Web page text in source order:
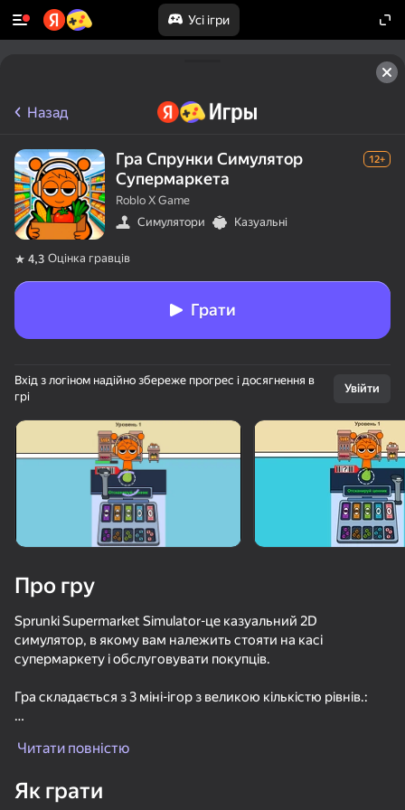
Усі ігри
Завантаження
Назад
Гра Спрунки Симулятор
Супермаркета
12+
Roblo X Game
Симулятори
Казуальні
4,3 Оцінка гравців
Грати
Вхід з логіном надійно збереже прогрес і досягнення в
грі
Увійти
Про гру
Sprunki Supermarket Simulator-це казуальний 2D
симулятор, в якому вам належить стояти на касі
супермаркету і обслуговувати покупців.
Гра складається з 3 міні-ігор з великою кількістю рівнів.:
- штампування виробу;
Читати повністю
Як грати